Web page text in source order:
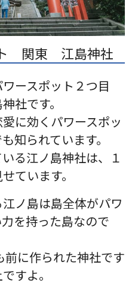
関東 江島神社
ースポット２つ目
社です。
に効くパワースポッ
知られています。
る江ノ島神社は、１
ています。
ノ島は島全体がパワ
を持った島なので
に作られた神社です
すよ。